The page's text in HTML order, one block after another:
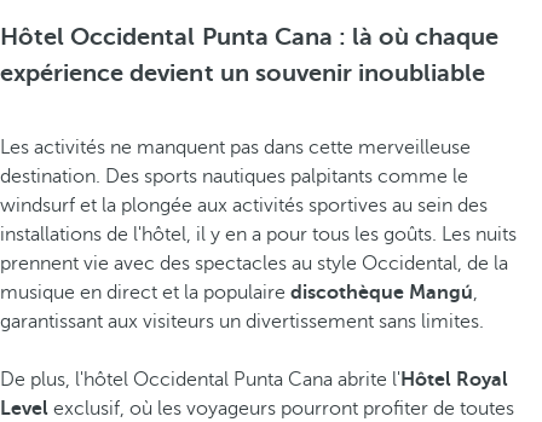
Hôtel Occidental Punta Cana : là où chaque
expérience devient un souvenir inoubliable
Les activités ne manquent pas dans cette merveilleuse
destination. Des sports nautiques palpitants comme le
windsurf et la plongée aux activités sportives au sein des
installations de l'hôtel, il y en a pour tous les goûts. Les nuits
prennent vie avec des spectacles au style Occidental, de la
musique en direct et la populaire discothèque Mangú,
garantissant aux visiteurs un divertissement sans limites.
De plus, l'hôtel Occidental Punta Cana abrite l' Hôtel Royal
Level exclusif, où les voyageurs pourront profiter de toutes